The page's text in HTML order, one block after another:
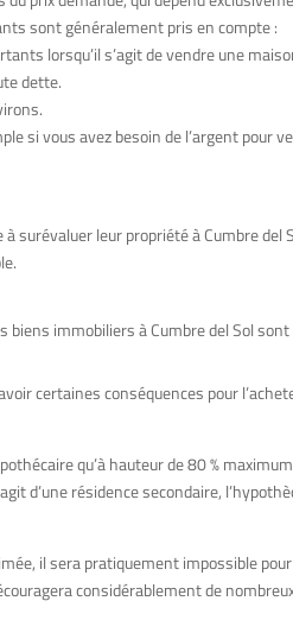
sont généralement pris en compte :
lorsqu’il s’agit de vendre une
dette.
si vous avez besoin de l’argent pour
surévaluer leur propriété à Cumbre del
biens immobiliers à Cumbre del Sol
certaines conséquences pour
qu’à hauteur de 80 %
d’une résidence secondaire,
il sera pratiquement impossible
considérablement de